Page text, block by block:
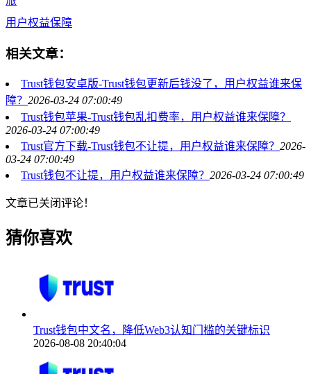
用户权益保障
相关文章：
Trust钱包安卓版-Trust钱包更新后钱没了，用户权益谁来保
障？ 2026-03-24 07:00:49
Trust钱包苹果-Trust钱包乱扣费率，用户权益谁来保障？
2026-03-24 07:00:49
Trust官方下载-Trust钱包不让提，用户权益谁来保障？ 2026-
03-24 07:00:49
Trust钱包不让提，用户权益谁来保障？ 2026-03-24 07:00:49
文章已关闭评论！
猜你喜欢
Trust钱包中文名，降低Web3认知门槛的关键标识
2026-08-08 20:40:04